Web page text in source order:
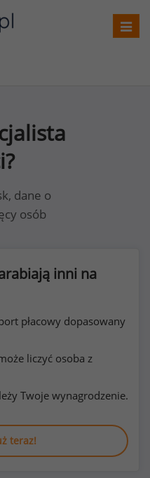
dane o
osób
inni na
płacowy dopasowany
liczyć osoba z
Twoje wynagrodzenie.
teraz!